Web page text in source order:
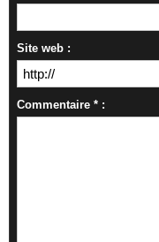
Site web :
Commentaire * :